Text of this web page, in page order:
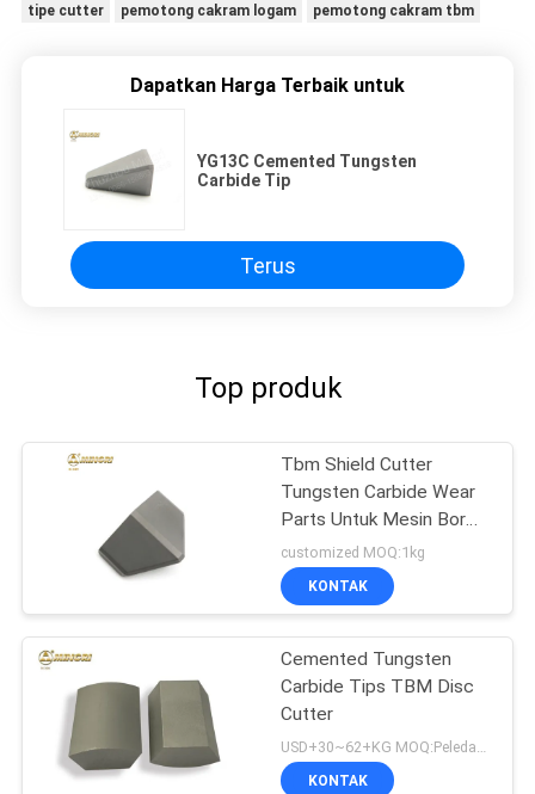
tipe cutter pemotong cakram logam pemotong cakram tbm
Dapatkan Harga Terbaik untuk
YG13C Cemented Tungsten
Carbide Tip
Terus
Top produk
Tbm Shield Cutter
Tungsten Carbide Wear
Parts Untuk Mesin Bor
Terowongan
customized MOQ:1kg
KONTAK
Cemented Tungsten
Carbide Tips TBM Disc
Cutter
KONTAK